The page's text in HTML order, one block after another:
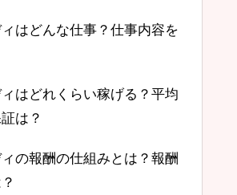
はどんな仕事？仕事内容を
はどれくらい稼げる？平均
は？
の報酬の仕組みとは？報酬